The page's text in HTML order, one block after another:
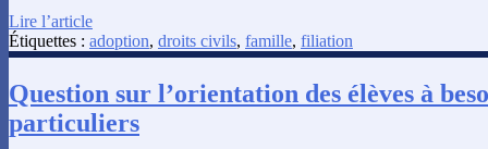
Lire l’article
Étiquettes : adoption, droits civils, famille, filiation
Question sur l’orientation des élèves à
particuliers